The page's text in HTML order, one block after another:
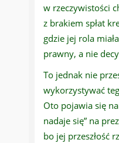
w rzeczywistości
z brakiem spłat
gdzie jej rola
prawny, a nie
To jednak nie
wykorzystywać
Oto pojawia się
nadaje się” na
bo jej przeszłość